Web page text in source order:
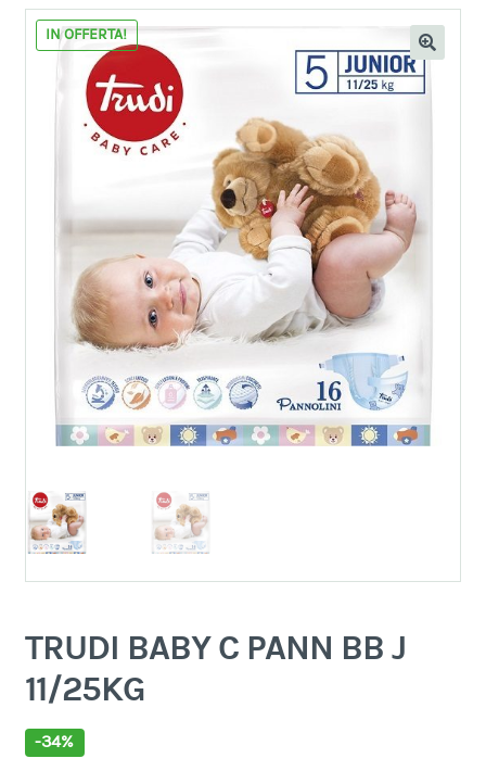
IN OFFERTA!
TRUDI BABY C PANN BB J
11/25KG
-34%